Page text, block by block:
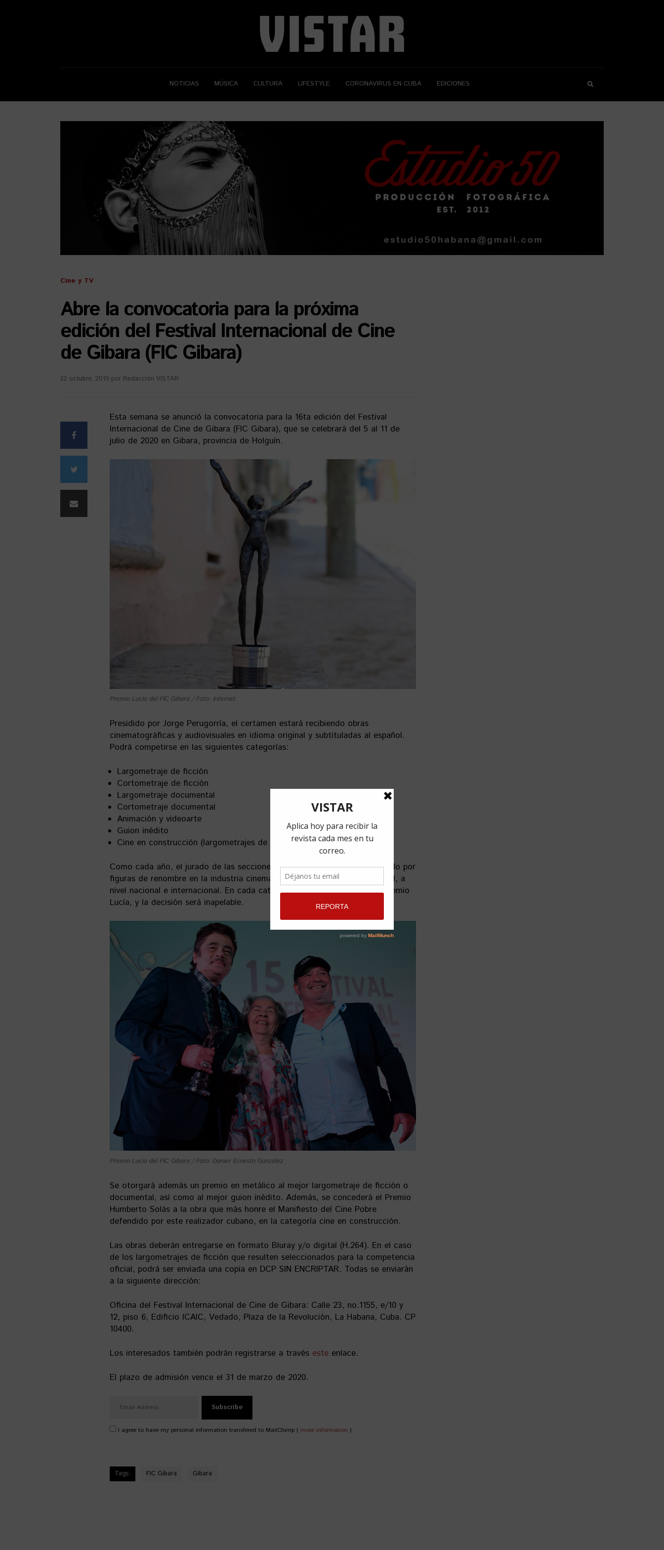
NOTICIAS MÚSICA CULTURA LIFESTYLE CORONAVIRUS EN CUBA EDICIONES
Cine y TV
Abre la convocatoria para la próxima
edición del Festival Internacional de Cine
de Gibara (FIC Gibara)
22 octubre, 2019 por Redacción VISTAR
Esta semana se anunció la convocatoria para la 16ta edición del Festival
Internacional de Cine de Gibara (FIC Gibara), que se celebrará del 5 al 11 de
julio de 2020 en Gibara, provincia de Holguín.
Premio Lucía del FIC Gibara / Foto: Internet
Presidido por Jorge Perugorría, el certamen estará recibiendo obras
cinematográficas y audiovisuales en idioma original y subtituladas al español.
Podrá competirse en las siguientes categorías:
Largometraje de ficción
Cortometraje de ficción
Largometraje documental
Cortometraje documental
Animación y videoarte
Guion inédito
Cine en construcción (largometrajes de ficción y documental)
Como cada año, el jurado de las secciones en concurso estará conformado por
figuras de renombre en la industria cinematográfica y la cultura en general, a
nivel nacional e internacional. En cada categoría se entregará un único Premio
Lucía, y la decisión será inapelable.
Premio Lucía del FIC Gibara / Foto: Danier Ernesto González
Se otorgará además un premio en metálico al mejor largometraje de ficción o
documental, así como al mejor guion inédito. Además, se concederá el Premio
Humberto Solás a la obra que más honre el Manifiesto del Cine Pobre
defendido por este realizador cubano, en la categoría cine en construcción.
Las obras deberán entregarse en formato Bluray y/o digital (H.264). En el caso
de los largometrajes de ficción que resulten seleccionados para la competencia
oficial, podrá ser enviada una copia en DCP SIN ENCRIPTAR. Todas se enviarán
a la siguiente dirección:
Oficina del Festival Internacional de Cine de Gibara: Calle 23, no.1155, e/10 y
12, piso 6, Edificio ICAIC, Vedado, Plaza de la Revolución, La Habana, Cuba. CP
10400.
Los interesados también podrán registrarse a través este enlace.
El plazo de admisión vence el 31 de marzo de 2020.
I agree to have my personal information transfered to MailChimp ( more information )
Tags: FIC Gibara Gibara